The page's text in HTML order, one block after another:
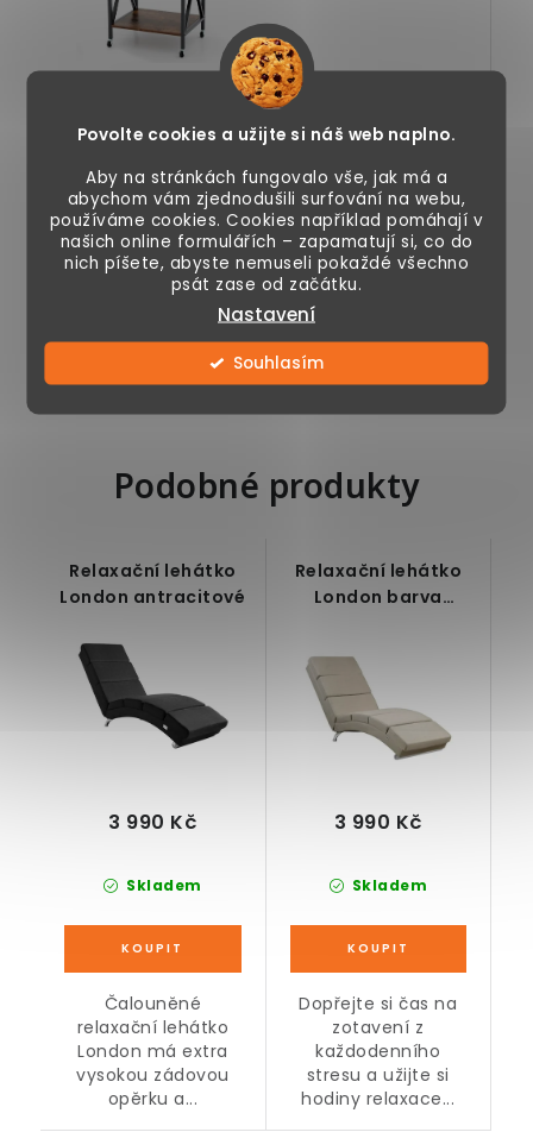
Povolte cookies a užijte si náš web naplno.
Aby na stránkách fungovalo vše, jak má a
abychom vám zjednodušili surfování na webu,
používáme cookies. Cookies například pomáhají v
našich online formulářích – zapamatují si, co do
nich píšete, abyste nemuseli pokaždé všechno
psát zase od začátku.
Nastavení
Souhlasím
Skladem
Stojan na
kolečky, 3 úrovně
polic, přepážky...
Skladem
Stojan na
zásuvkami 220V a
USB porty, se 4...
Podobné produkty
Relaxační lehátko
London antracitové
Skladem
3 990 Kč
Čalouněné
relaxační lehátko
London má extra
vysokou zádovou
opěrku a...
Relaxační lehátko
London barva
Skladem
3 990 Kč
Dopřejte si čas na
zotavení z
každodenního
stresu a užijte si
hodiny relaxace...